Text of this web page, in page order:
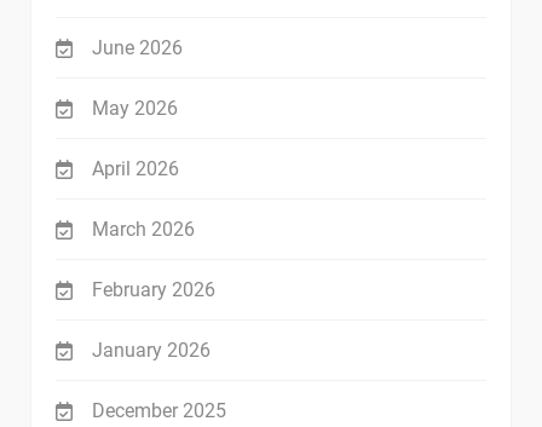
June 2026
May 2026
April 2026
March 2026
February 2026
January 2026
December 2025